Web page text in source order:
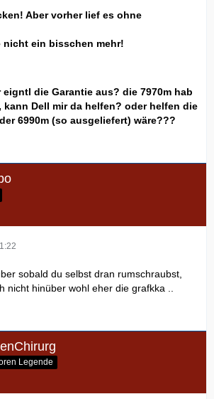
Aber vorher lief es ohne
nicht ein bisschen mehr!
eigntl die Garantie aus? die 7970m hab
kann Dell mir da helfen? oder helfen die
6990m (so ausgeliefert) wäre???
sobald du selbst dran rumschraubst,
nicht hinüber wohl eher die grafkka ..
Legende